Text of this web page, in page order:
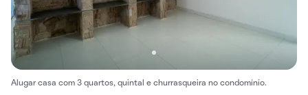
Alugar casa com 3 quartos, quintal e churrasqueira no condomínio.